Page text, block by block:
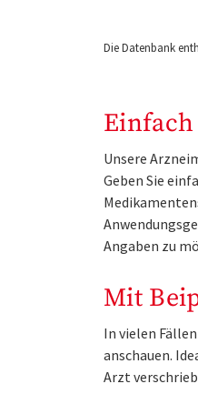
Die Datenbank
Unsere
Geben Sie
Angaben zu
Mit
In vielen
anschauen.
Arzt